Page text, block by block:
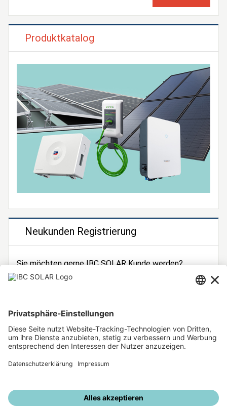
Produktkatalog
Neukunden Registrierung
Sie möchten gerne IBC SOLAR Kunde werden?
Dann registrieren Sie sich jetzt!
Unsere weiteren Angebote
IBC SOLAR Webseite